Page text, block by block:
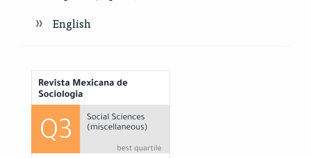
English
Index